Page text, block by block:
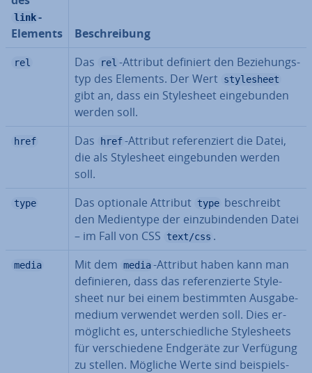
link -
Elements
Be­schrei­bung
rel Das rel -Attribut definiert den Be­zie­hungs­
typ des Elements. Der Wert stylesheet
gibt an, dass ein Style­sheet ein­ge­bun­den
werden soll.
href Das href -Attribut re­fe­ren­ziert die Datei,
die als Style­sheet ein­ge­bun­den werden
soll.
type Das optionale Attribut type be­schreibt
den Me­di­en­ty­pe der ein­zu­bin­den­den Datei
– im Fall von CSS
text/css .
media Mit dem media -Attribut haben kann man
de­fi­nie­ren, dass das re­fe­ren­zier­te Style­
sheet nur bei einem be­stimm­ten Aus­ga­be­
me­di­um verwendet werden soll. Dies er­
mög­licht es, un­ter­schied­li­che Style­sheets
für ver­schie­de­ne Endgeräte zur Verfügung
zu stellen. Mögliche Werte sind bei­spiels­